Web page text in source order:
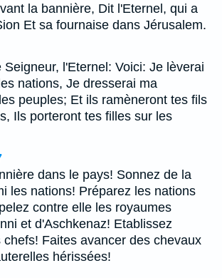
la bannière, Dit l'Eternel, qui a
Et sa fournaise dans Jérusalem.
l'Eternel: Voici: Je lèverai
nations, Je dresserai ma
peuples; Et ils ramèneront tes fils
Ils porteront tes filles sur les
dans le pays! Sonnez de la
les nations! Préparez les nations
contre elle les royaumes
et d'Aschkenaz! Etablissez
Faites avancer des chevaux
hérissées!